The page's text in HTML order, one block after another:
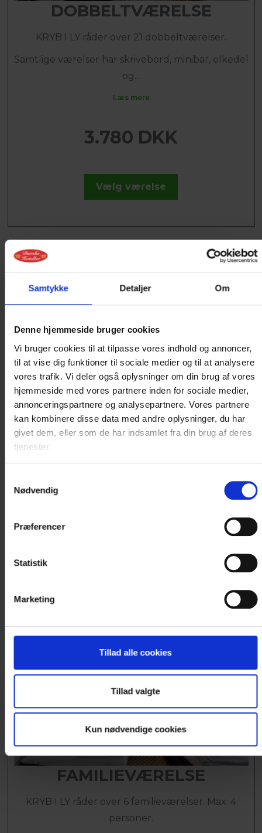
Samtykke Detaljer Om
Denne hjemmeside bruger cookies
Vi bruger cookies til at tilpasse vores indhold og annoncer,
til at vise dig funktioner til sociale medier og til at analysere
vores trafik. Vi deler også oplysninger om din brug af vores
hjemmeside med vores partnere inden for sociale medier,
annonceringspartnere og analysepartnere. Vores partnere
kan kombinere disse data med andre oplysninger, du har
givet dem, eller som de har indsamlet fra din brug af deres
tjenester.
Nødvendig
Præferencer
Statistik
Marketing
Tillad alle cookies
Tillad valgte
Kun nødvendige cookies
DOBBELTVÆRELSE
KRYB I LY råder over 21 dobbeltværelser.
Samtlige værelser har skrivebord, minibar, elkedel
og...
Læs mere
3.780 DKK
Vælg værelse
COMFORT
DOBBELTVÆRELSE
KRYB I LY har 14 comfort dobbeltværelser.
FAMILIEVÆRELSE
KRYB I LY råder over 6 familieværelser. Max. 4
personer.